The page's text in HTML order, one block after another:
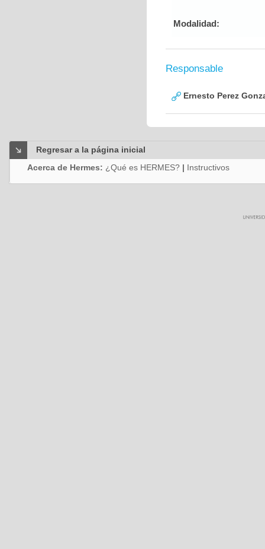
Modalidad:
Responsable
Ernesto Perez
Regresar a la página inicial
Acerca de Hermes: ¿Qué es HERMES? | Instructivos